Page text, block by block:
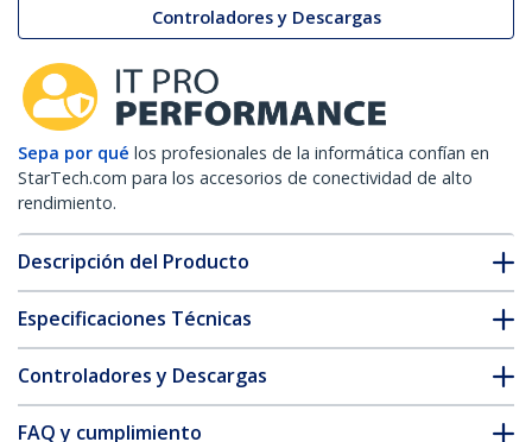
Controladores y Descargas
Sepa por qué los profesionales de la informática confían en
StarTech.com para los accesorios de conectividad de alto
rendimiento.
Descripción del Producto
Especificaciones Técnicas
Controladores y Descargas
FAQ y cumplimiento